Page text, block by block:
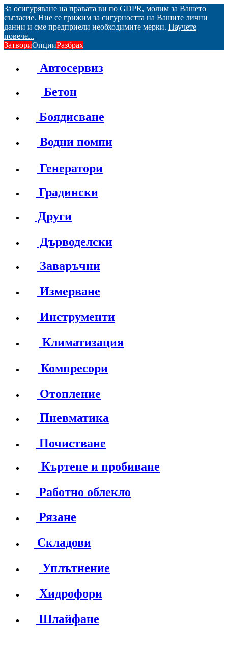
За осигуряване на правата ви по GDPR, молим за Вашето
съгласие. Ние се грижим за сигурността на Вашите лични
данни и сме предприели необходимите мерки. Научете
повече...
ЗатвориОпцииРазбрах
Автосервиз
Бетон
Боядисване
Водни помпи
Генератори
Градински
Други
Дърводелски
Заваръчни
Измерване
Инструменти
Климатизация
Компресори
Отопление
Пневматика
Почистване
Къртене и пробиване
Работно облекло
Рязане
Складови
Уплътнение
Хидрофори
Шлайфане